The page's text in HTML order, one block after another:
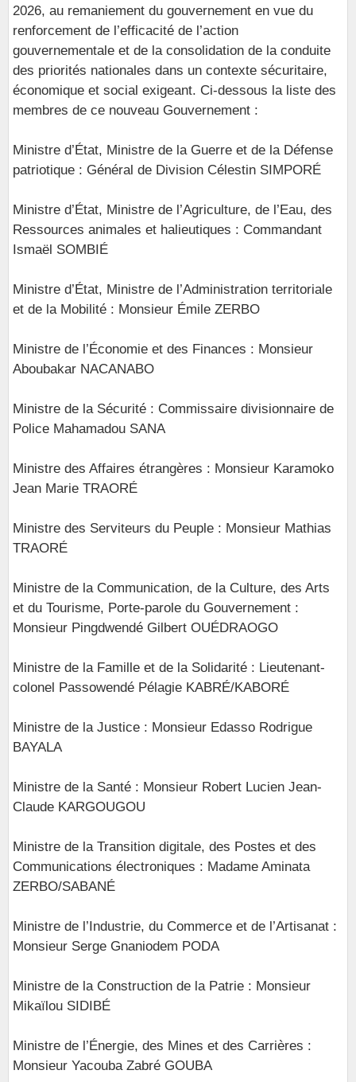
2026, au remaniement du gouvernement en vue du
renforcement de l’efficacité de l’action
gouvernementale et de la consolidation de la conduite
des priorités nationales dans un contexte sécuritaire,
économique et social exigeant. Ci-dessous la liste des
membres de ce nouveau Gouvernement :
Ministre d’État, Ministre de la Guerre et de la Défense
patriotique : Général de Division Célestin SIMPORÉ
Ministre d’État, Ministre de l’Agriculture, de l’Eau, des
Ressources animales et halieutiques : Commandant
Ismaël SOMBIÉ
Ministre d’État, Ministre de l’Administration territoriale
et de la Mobilité : Monsieur Émile ZERBO
Ministre de l’Économie et des Finances : Monsieur
Aboubakar NACANABO
Ministre de la Sécurité : Commissaire divisionnaire de
Police Mahamadou SANA
Ministre des Affaires étrangères : Monsieur Karamoko
Jean Marie TRAORÉ
Ministre des Serviteurs du Peuple : Monsieur Mathias
TRAORÉ
Ministre de la Communication, de la Culture, des Arts
et du Tourisme, Porte-parole du Gouvernement :
Monsieur Pingdwendé Gilbert OUÉDRAOGO
Ministre de la Famille et de la Solidarité : Lieutenant-
colonel Passowendé Pélagie KABRÉ/KABORÉ
Ministre de la Justice : Monsieur Edasso Rodrigue
BAYALA
Ministre de la Santé : Monsieur Robert Lucien Jean-
Claude KARGOUGOU
Ministre de la Transition digitale, des Postes et des
Communications électroniques : Madame Aminata
ZERBO/SABANÉ
Ministre de l’Industrie, du Commerce et de l’Artisanat :
Monsieur Serge Gnaniodem PODA
Ministre de la Construction de la Patrie : Monsieur
Mikaïlou SIDIBÉ
Ministre de l’Énergie, des Mines et des Carrières :
Monsieur Yacouba Zabré GOUBA